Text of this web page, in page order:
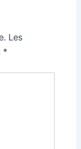
Les
*